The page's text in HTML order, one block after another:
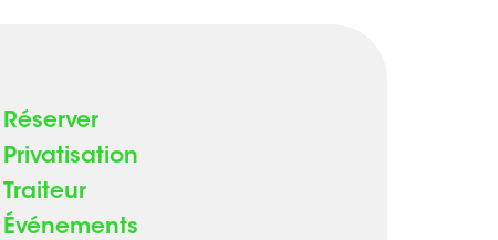
Réserver
Privatisation
Traiteur
Événements